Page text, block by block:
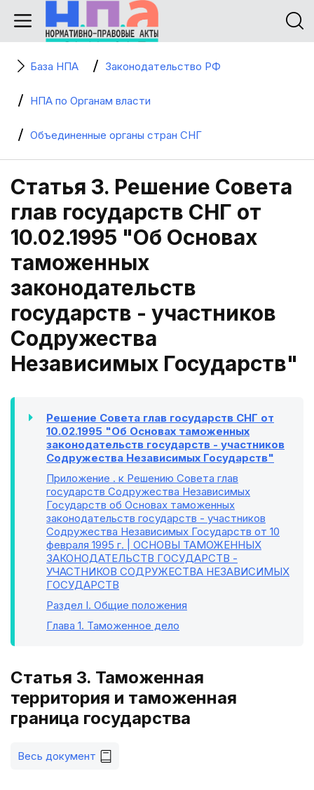
База НПА Законодательство РФ
НПА по Органам власти
Объединенные органы стран СНГ
Статья 3. Решение Совета
глав государств СНГ от
10.02.1995 "Об Основах
таможенных
законодательств
государств - участников
Содружества
Независимых Государств"
Решение Совета глав государств СНГ от
10.02.1995 "Об Основах таможенных
законодательств государств - участников
Содружества Независимых Государств"
Приложение . к Решению Совета глав
государств Содружества Независимых
Государств об Основах таможенных
законодательств государств - участников
Содружества Независимых Государств от 10
февраля 1995 г. | ОСНОВЫ ТАМОЖЕННЫХ
ЗАКОНОДАТЕЛЬСТВ ГОСУДАРСТВ -
УЧАСТНИКОВ СОДРУЖЕСТВА НЕЗАВИСИМЫХ
ГОСУДАРСТВ
Раздел I. Общие положения
Глава 1. Таможенное дело
Статья 3. Таможенная
территория и таможенная
граница государства
Весь документ